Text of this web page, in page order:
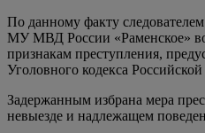
По данному факту
МУ МВД России «Раменское»
признакам преступления,
Уголовного кодекса
Задержанным избрана мера
невыезде и надлежащем